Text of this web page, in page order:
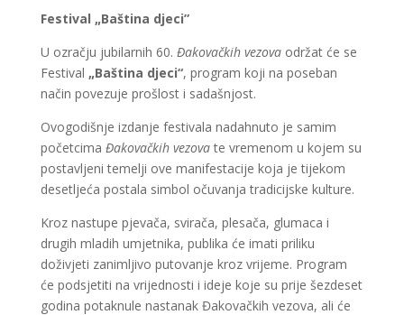
Festival „Baština djeci”
U ozračju jubilarnih 60. Đakovačkih vezovaodržat će se
Festival „Baština djeci“, program koji na poseban
način povezuje prošlost i sadašnjost.
Ovogodišnje izdanje festivala nadahnuto je samim
početcima Đakovačkih vezovate vremenom u kojem su
postavljeni temelji ove manifestacije koja je tijekom
desetljeća postala simbol očuvanja tradicijske kulture.
Kroz nastupe pjevača, svirača, plesača, glumaca i
drugih mladih umjetnika, publika će imati priliku
doživjeti zanimljivo putovanje kroz vrijeme. Program
će podsjetiti na vrijednosti i ideje koje su prije šezdeset
godina potaknule nastanak Đakovačkih vezova, ali će